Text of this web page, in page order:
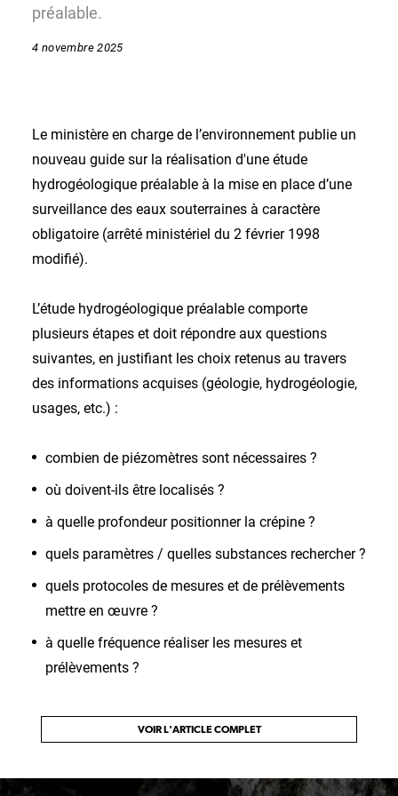
préalable.
4 novembre 2025
Le ministère en charge de l’environnement publie un
nouveau guide sur la réalisation d'une étude
hydrogéologique préalable à la mise en place d’une
surveillance des eaux souterraines à caractère
obligatoire (arrêté ministériel du 2 février 1998
modifié).
L’étude hydrogéologique préalable comporte
plusieurs étapes et doit répondre aux questions
suivantes, en justifiant les choix retenus au travers
des informations acquises (géologie, hydrogéologie,
usages, etc.) :
combien de piézomètres sont nécessaires ?
où doivent-ils être localisés ?
à quelle profondeur positionner la crépine ?
quels paramètres / quelles substances rechercher ?
quels protocoles de mesures et de prélèvements
mettre en œuvre ?
à quelle fréquence réaliser les mesures et
prélèvements ?
VOIR L'ARTICLE COMPLET